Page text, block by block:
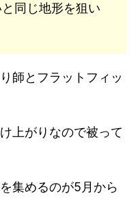
同じ地形を狙い
師とフラットフィッ
上がりなので被って
集めるのが5月から